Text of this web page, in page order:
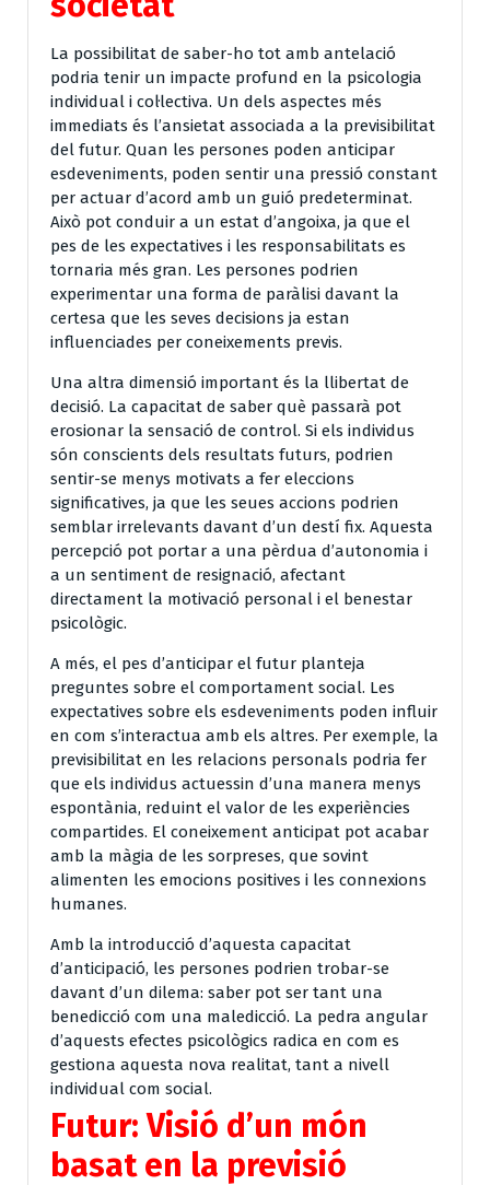
La possibilitat de saber-ho tot amb antelació
podria tenir un impacte profund en la psicologia
individual i col·lectiva. Un dels aspectes més
immediats és l’ansietat associada a la previsibilitat
del futur. Quan les persones poden anticipar
esdeveniments, poden sentir una pressió constant
per actuar d’acord amb un guió predeterminat.
Això pot conduir a un estat d’angoixa, ja que el
pes de les expectatives i les responsabilitats es
tornaria més gran. Les persones podrien
experimentar una forma de paràlisi davant la
certesa que les seves decisions ja estan
influenciades per coneixements previs.
Una altra dimensió important és la llibertat de
decisió. La capacitat de saber què passarà pot
erosionar la sensació de control. Si els individus
són conscients dels resultats futurs, podrien
sentir-se menys motivats a fer eleccions
significatives, ja que les seues accions podrien
semblar irrelevants davant d’un destí fix. Aquesta
percepció pot portar a una pèrdua d’autonomia i
a un sentiment de resignació, afectant
directament la motivació personal i el benestar
psicològic.
A més, el pes d’anticipar el futur planteja
preguntes sobre el comportament social. Les
expectatives sobre els esdeveniments poden influir
en com s’interactua amb els altres. Per exemple, la
previsibilitat en les relacions personals podria fer
que els individus actuessin d’una manera menys
espontània, reduint el valor de les experiències
compartides. El coneixement anticipat pot acabar
amb la màgia de les sorpreses, que sovint
alimenten les emocions positives i les connexions
humanes.
Amb la introducció d’aquesta capacitat
d’anticipació, les persones podrien trobar-se
davant d’un dilema: saber pot ser tant una
benedicció com una maledicció. La pedra angular
d’aquests efectes psicològics radica en com es
gestiona aquesta nova realitat, tant a nivell
individual com social.
Futur: Visió d’un món
basat en la previsió